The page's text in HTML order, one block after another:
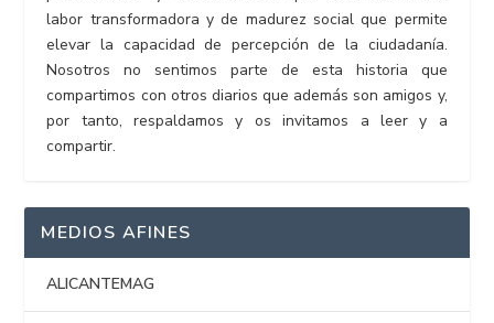
labor transformadora y de madurez social que permite
elevar la capacidad de percepción de la ciudadanía.
Nosotros no sentimos parte de esta historia que
compartimos con otros diarios que además son amigos y,
por tanto, respaldamos y os invitamos a leer y a
compartir.
MEDIOS AFINES
ALICANTEMAG